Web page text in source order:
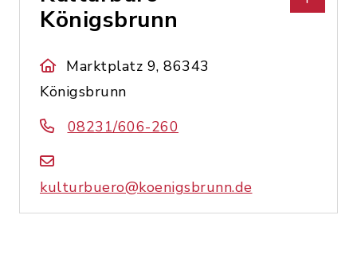
Königsbrunn
Marktplatz 9, 86343
Königsbrunn
08231/606-260
kulturbuero@koenigsbrunn.de